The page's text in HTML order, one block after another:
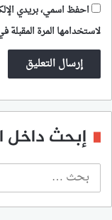
احفظ اسمي، بريدي
لاستخدامها المرة المقبلة
إبحث داخل